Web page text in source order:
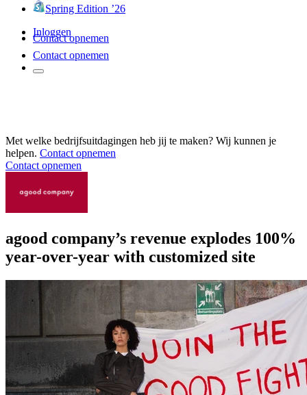
Spring Edition ’26
Inloggen
Contact opnemen
Contact opnemen
Met welke bedrijfsuitdagingen heb jij te maken? Wij kunnen je
helpen. Contact opnemen
Contact opnemen
agood company’s revenue explodes 100%
year-over-year with customized site